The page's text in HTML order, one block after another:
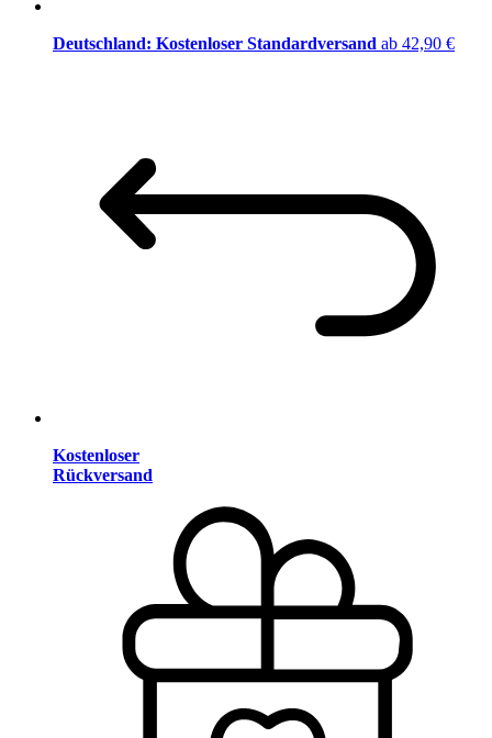
Deutschland: Kostenloser Standardversand ab 42,90 €
Kostenloser
Rückversand